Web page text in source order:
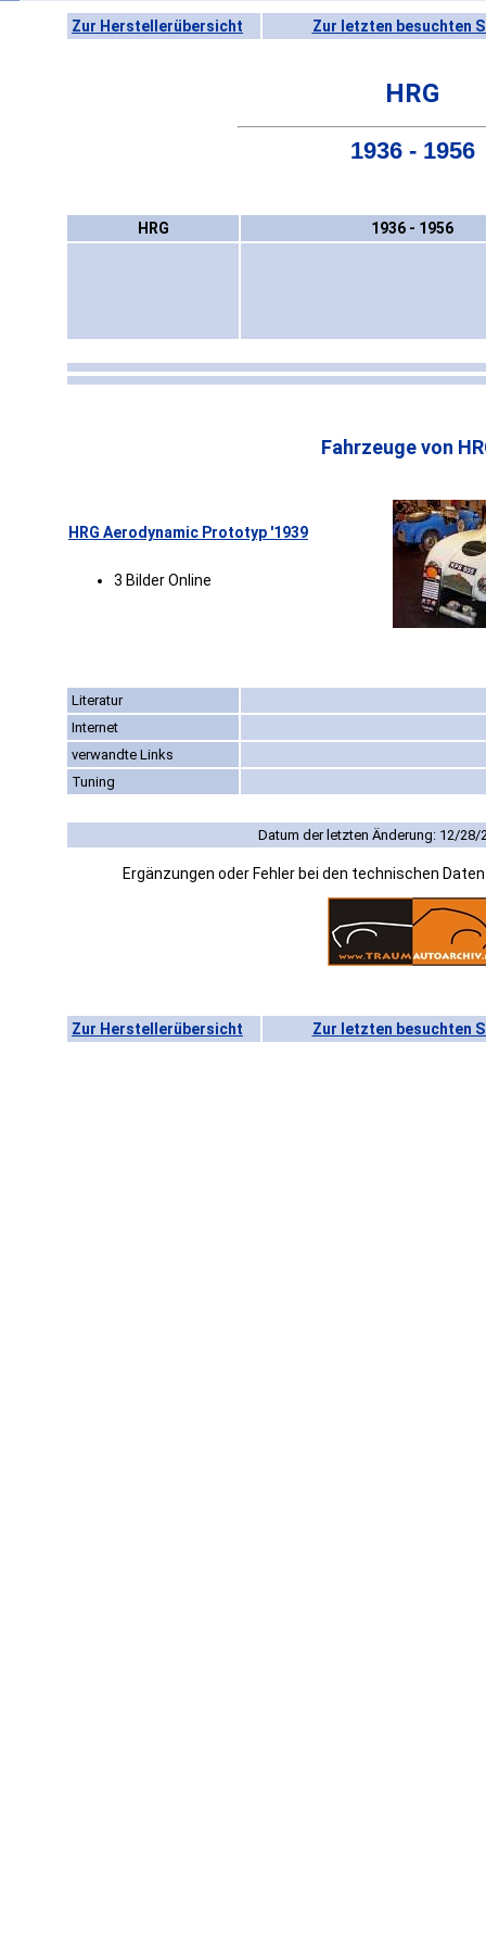
Zur Herstellerübersicht Zur letzten besuchten
HRG
1936 - 1956
HRG 1936 - 1956
Fahrzeuge von
HRG Aerodynamic Prototyp '1939
3 Bilder Online
Literatur
Internet
verwandte Links
Tuning
Datum der letzten Änderung: 12/28/
Ergänzungen oder Fehler bei den technischen
Zur Herstellerübersicht Zur letzten besuchten